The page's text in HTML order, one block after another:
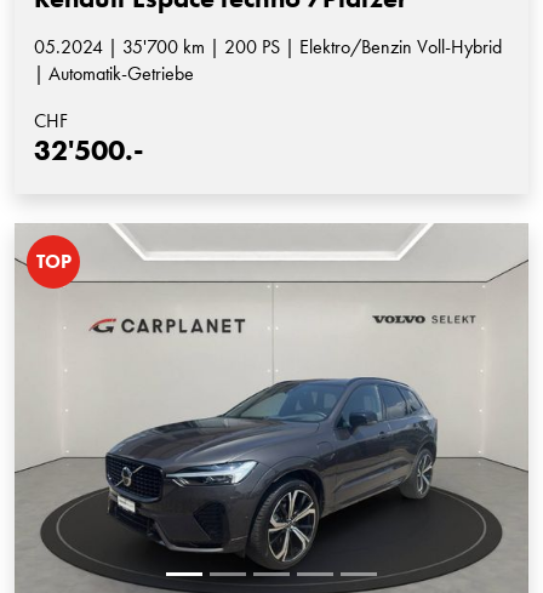
05.2024 | 35'700 km | 200 PS | Elektro/Benzin Voll-Hybrid
| Automatik-Getriebe
CHF
32'500.-
TOP